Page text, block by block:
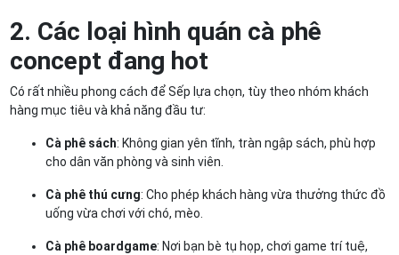
2. Các loại hình quán cà phê
concept đang hot
Có rất nhiều phong cách để Sếp lựa chọn, tùy theo nhóm khách
hàng mục tiêu và khả năng đầu tư:
Cà phê sách: Không gian yên tĩnh, tràn ngập sách, phù hợp
cho dân văn phòng và sinh viên.
Cà phê thú cưng: Cho phép khách hàng vừa thưởng thức đồ
uống vừa chơi với chó, mèo.
Cà phê boardgame: Nơi bạn bè tụ họp, chơi game trí tuệ,